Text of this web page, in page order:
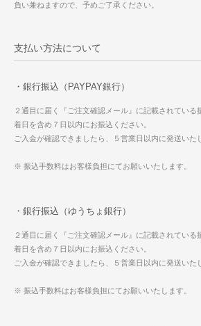
負い兼ねますので、予めご了承ください。
支払い方法について
・銀行振込（PAYPAY銀行）
２通目に届く『ご注文確認メール』に記載されている
着日を含め７日以内にお振込ください。
ご入金が確認できましたら、５営業日以内に発送いた
※ 振込手数料はお客様負担にてお願いいたします。
・銀行振込（ゆうちょ銀行）
２通目に届く『ご注文確認メール』に記載されている
着日を含め７日以内にお振込ください。
ご入金が確認できましたら、５営業日以内に発送いた
※ 振込手数料はお客様負担にてお願いいたします。